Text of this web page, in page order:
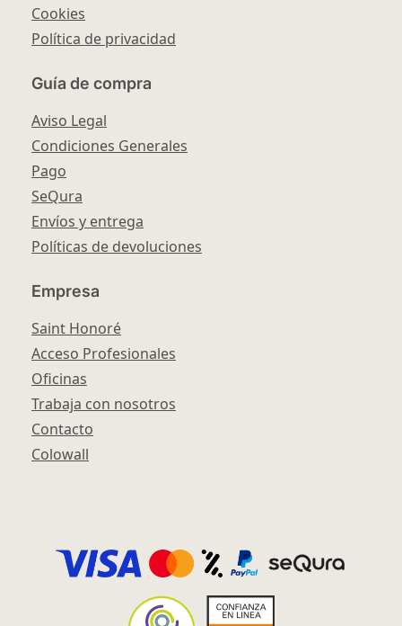
Cookies
Política de privacidad
Guía de compra
Aviso Legal
Condiciones Generales
Pago
SeQura
Envíos y entrega
Políticas de devoluciones
Empresa
Saint Honoré
Acceso Profesionales
Oficinas
Trabaja con nosotros
Contacto
Colowall